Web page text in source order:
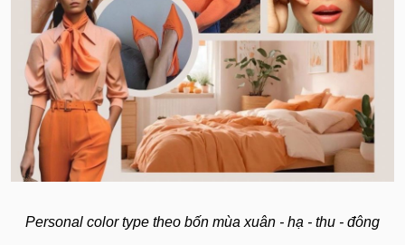
Personal color type theo bốn mùa xuân - hạ - thu - đông